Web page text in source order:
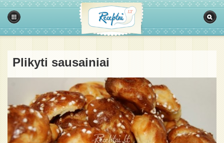
Plikyti sausainiai